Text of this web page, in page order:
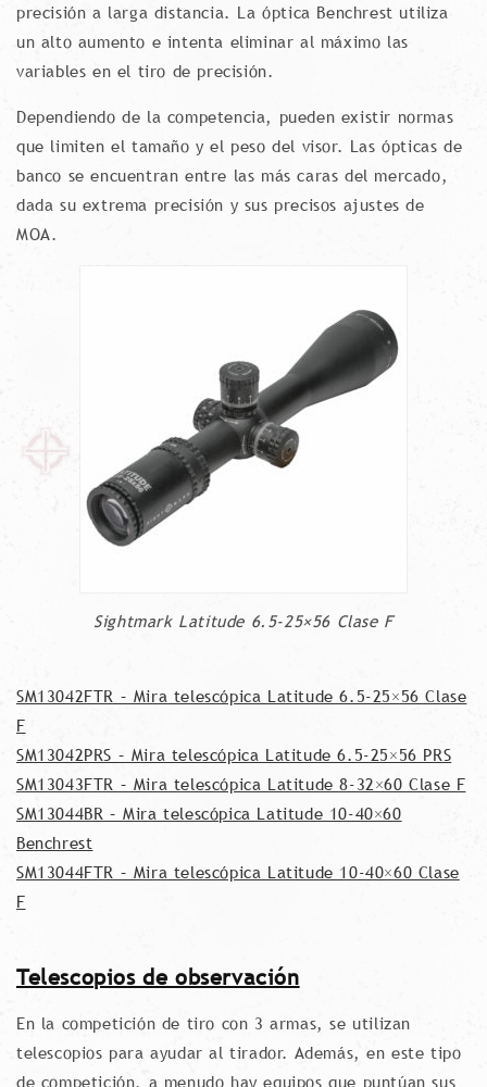
precisión a larga distancia. La óptica Benchrest utiliza
un alto aumento e intenta eliminar al máximo las
variables en el tiro de precisión.
Dependiendo de la competencia, pueden existir normas
que limiten el tamaño y el peso del visor. Las ópticas de
banco se encuentran entre las más caras del mercado,
dada su extrema precisión y sus precisos ajustes de
MOA.
Sightmark Latitude 6.5-25×56 Clase F
SM13042FTR – Mira telescópica Latitude 6.5-25×56 Clase
F
SM13042PRS – Mira telescópica Latitude 6.5-25×56 PRS
SM13043FTR – Mira telescópica Latitude 8-32×60 Clase F
SM13044BR – Mira telescópica Latitude 10-40×60
Benchrest
SM13044FTR – Mira telescópica Latitude 10-40×60 Clase
F
Telescopios de observación
En la competición de tiro con 3 armas, se utilizan
telescopios para ayudar al tirador. Además, en este tipo
de competición, a menudo hay equipos que puntúan sus